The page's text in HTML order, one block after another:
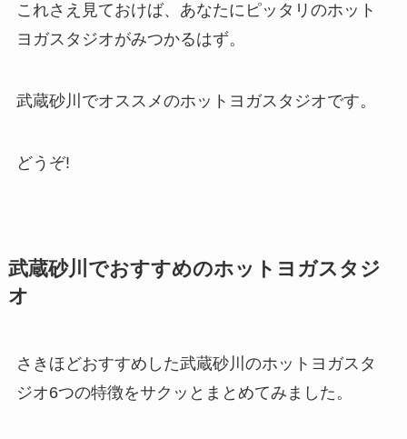
これさえ見ておけば、あなたにピッタリのホット
ヨガスタジオがみつかるはず。
武蔵砂川でオススメのホットヨガスタジオです。
どうぞ!
武蔵砂川でおすすめのホットヨガスタジ
オ
さきほどおすすめした武蔵砂川のホットヨガスタ
ジオ6つの特徴をサクッとまとめてみました。